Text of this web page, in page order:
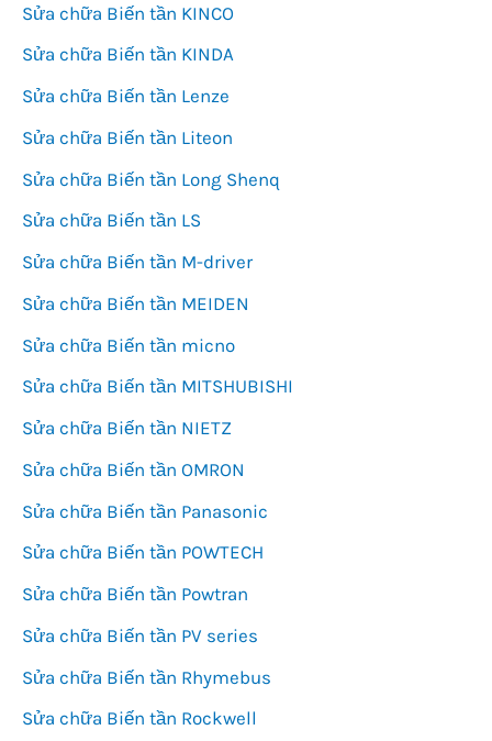
Sửa chữa Biến tần KINCO
Sửa chữa Biến tần KINDA
Sửa chữa Biến tần Lenze
Sửa chữa Biến tần Liteon
Sửa chữa Biến tần Long Shenq
Sửa chữa Biến tần LS
Sửa chữa Biến tần M-driver
Sửa chữa Biến tần MEIDEN
Sửa chữa Biến tần micno
Sửa chữa Biến tần MITSHUBISHI
Sửa chữa Biến tần NIETZ
Sửa chữa Biến tần OMRON
Sửa chữa Biến tần Panasonic
Sửa chữa Biến tần POWTECH
Sửa chữa Biến tần Powtran
Sửa chữa Biến tần PV series
Sửa chữa Biến tần Rhymebus
Sửa chữa Biến tần Rockwell